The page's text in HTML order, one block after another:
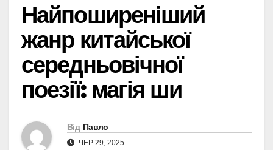
Найпоширеніший
жанр китайської
середньовічної
поезії: магія ши
Від Павло
ЧЕР 29, 2025